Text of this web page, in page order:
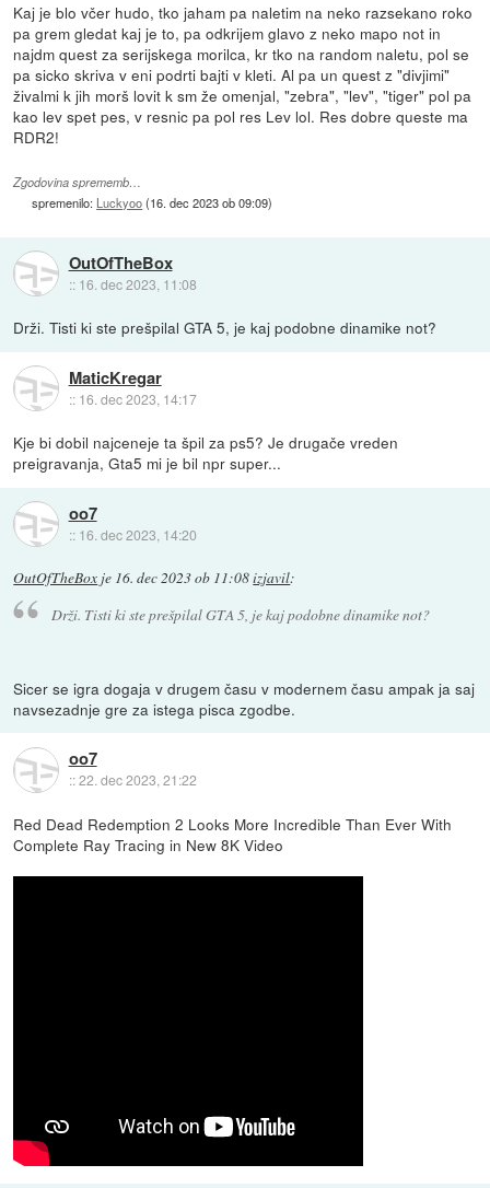
Kaj je blo včer hudo, tko jaham pa naletim na neko razsekano roko
pa grem gledat kaj je to, pa odkrijem glavo z neko mapo not in
najdm quest za serijskega morilca, kr tko na random naletu, pol se
pa sicko skriva v eni podrti bajti v kleti. Al pa un quest z "divjimi"
živalmi k jih morš lovit k sm že omenjal, "zebra", "lev", "tiger" pol pa
kao lev spet pes, v resnic pa pol res Lev lol. Res dobre queste ma
RDR2!
Zgodovina sprememb…
spremenilo: Luckyoo(16. dec 2023 ob 09:09)
OutOfTheBox
:: 16. dec 2023, 11:08
Drži. Tisti ki ste prešpilal GTA 5, je kaj podobne dinamike not?
MaticKregar
:: 16. dec 2023, 14:17
Kje bi dobil najceneje ta špil za ps5? Je drugače vreden
preigravanja, Gta5 mi je bil npr super...
oo7
:: 16. dec 2023, 14:20
OutOfTheBox je 16. dec 2023 ob 11:08izjavil:
Drži. Tisti ki ste prešpilal GTA 5, je kaj podobne dinamike not?
Sicer se igra dogaja v drugem času v modernem času ampak ja saj
navsezadnje gre za istega pisca zgodbe.
oo7
::22. dec 2023, 21:22
Red Dead Redemption 2 Looks More Incredible Than Ever With
Complete Ray Tracing in New 8K Video